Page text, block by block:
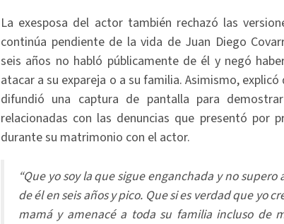
La exesposa del actor también rechazó las
continúa pendiente de la vida de Juan Diego
seis años no habló públicamente de él y negó
atacar a su expareja o a su familia. Asimismo,
difundió una captura de pantalla para
relacionadas con las denuncias que presentó por
durante su matrimonio con el actor.
“Que yo soy la que sigue enganchada y no
de él en seis años y pico. Que si es verdad que yo
mamá y amenacé a toda su familia incluso de